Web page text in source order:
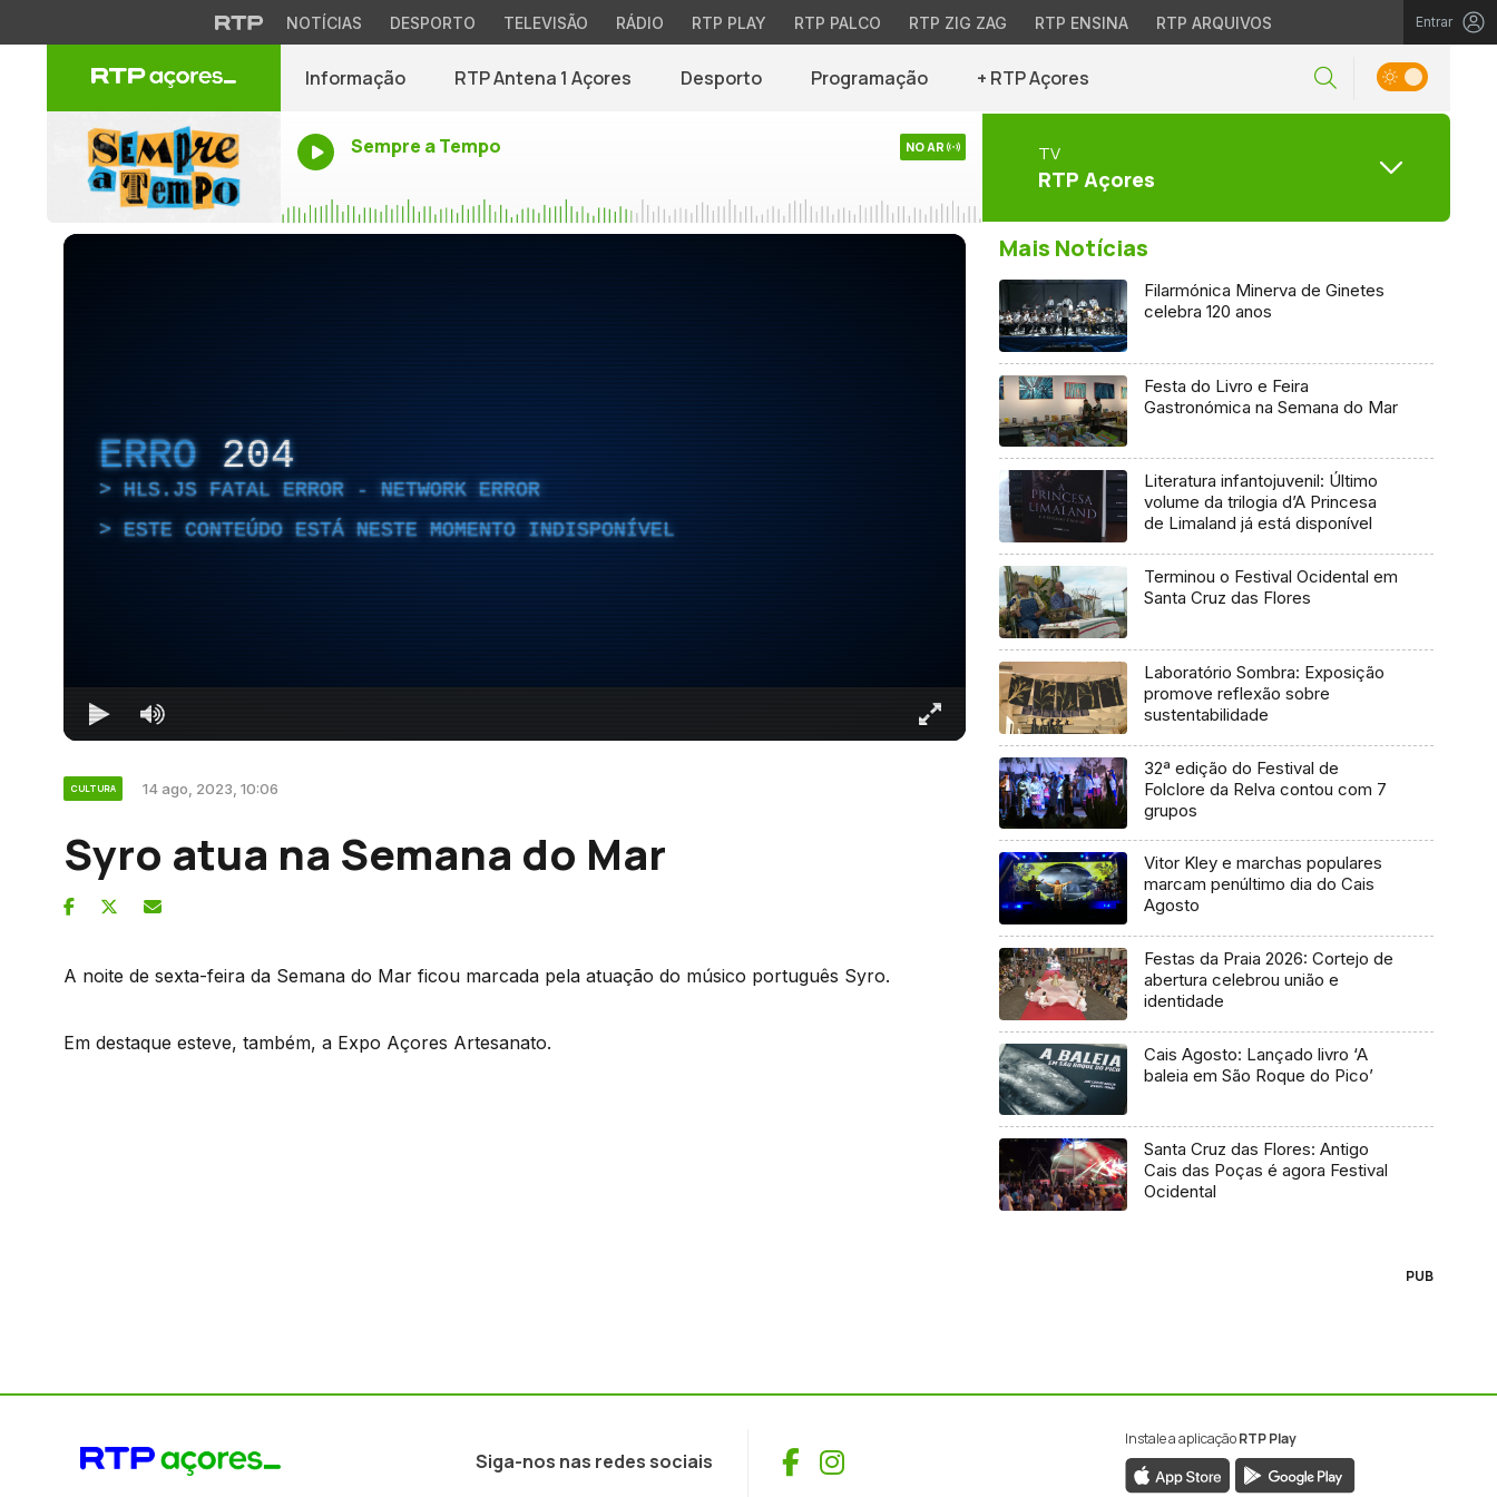
NOTÍCIAS DESPORTO TELEVISÃO RÁDIO RTP PLAY RTP PALCO RTP ZIG ZAG RTP ENSINA RTP ARQUIVOS Entrar
Informação RTP Antena 1 Açores Desporto Programação + RTP Açores
Sempre a Tempo NO AR TV
RTP Açores
ERRO 204
HLS.JS FATAL ERROR - NETWORK ERROR
ESTE CONTEÚDO ESTÁ NESTE MOMENTO INDISPONÍVEL
CULTURA 14 ago, 2023, 10:06
Syro atua na Semana do Mar
A noite de sexta-feira da Semana do Mar ficou marcada pela atuação do músico português Syro.
Em destaque esteve, também, a Expo Açores Artesanato.
Mais Notícias
Filarmónica Minerva de Ginetes
celebra 120 anos
Festa do Livro e Feira
Gastronómica na Semana do Mar
Literatura infantojuvenil: Último
volume da trilogia d’A Princesa
de Limaland já está disponível
Terminou o Festival Ocidental em
Santa Cruz das Flores
Laboratório Sombra: Exposição
promove reflexão sobre
sustentabilidade
32ª edição do Festival de
Folclore da Relva contou com 7
grupos
Vitor Kley e marchas populares
marcam penúltimo dia do Cais
Agosto
Festas da Praia 2026: Cortejo de
abertura celebrou união e
identidade
Cais Agosto: Lançado livro ‘A
baleia em São Roque do Pico’
Santa Cruz das Flores: Antigo
Cais das Poças é agora Festival
Ocidental
PUB
Siga-nos nas redes sociais Facebook
Instagram
Instale a aplicaçãoRTP Play